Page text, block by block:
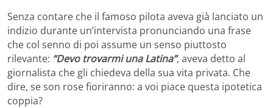
Senza contare che il famoso pilota aveva già lanciato un
indizio durante un’intervista pronunciando una frase
che col senno di poi assume un senso piuttosto
rilevante: “Devo trovarmi una Latina”, aveva detto al
giornalista che gli chiedeva della sua vita privata. Che
dire, se son rose fioriranno: a voi piace questa ipotetica
coppia?